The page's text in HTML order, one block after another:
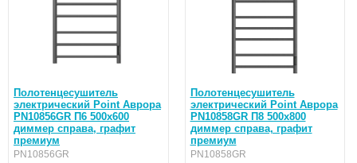
Полотенцесушитель
электрический Point Аврора
PN10856GR П6 500x600
диммер справа, графит
премиум
PN10856GR
Полотенцесушитель
электрический Point Аврора
PN10858GR П8 500x800
диммер справа, графит
премиум
PN10858GR